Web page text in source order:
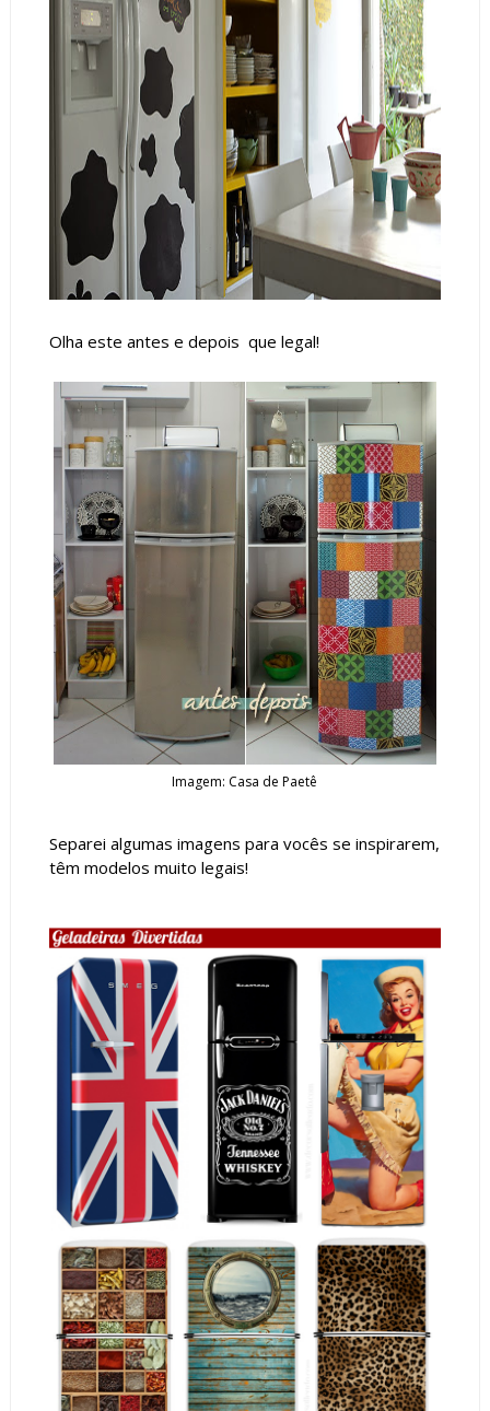
Olha este antes e depois que legal!
Imagem: Casa de Paetê
Separei algumas imagens para vocês se inspirarem,
têm modelos muito legais!